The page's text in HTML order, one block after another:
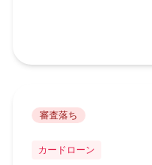
審査落ち
カードローン